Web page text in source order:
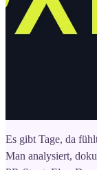
Es gibt Tage, da
Man analysiert,